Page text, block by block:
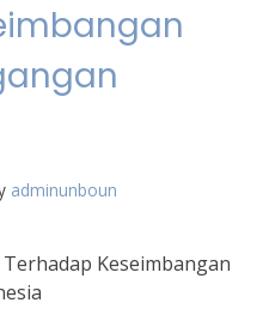
adminunboun
Keseimbangan